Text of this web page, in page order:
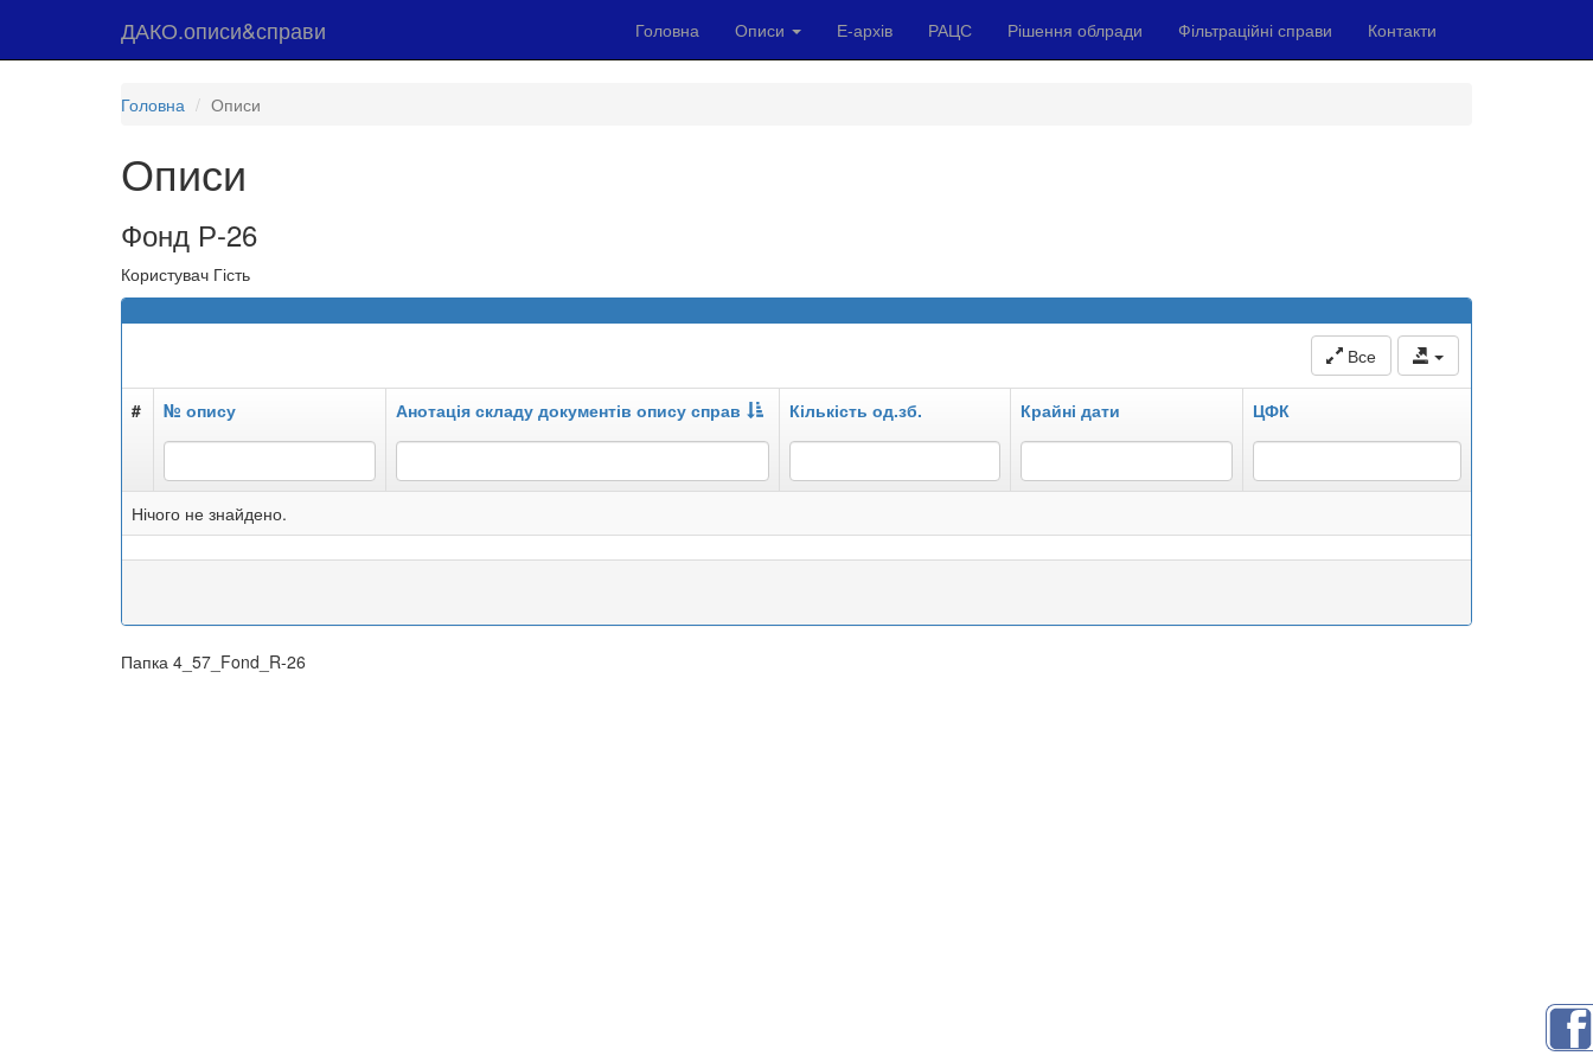
ДАКО.описи&справи Головна Описи Е-архів РАЦС Рішення облради Фільтраційні справи Контакти
Головна Описи
Описи
Фонд Р-26
Користувач Гість
Все
# № опису Анотація складу документів опису справ Кількість од.зб. Крайні дати ЦФК
Нічого не знайдено.
Папка 4_57_Fond_R-26